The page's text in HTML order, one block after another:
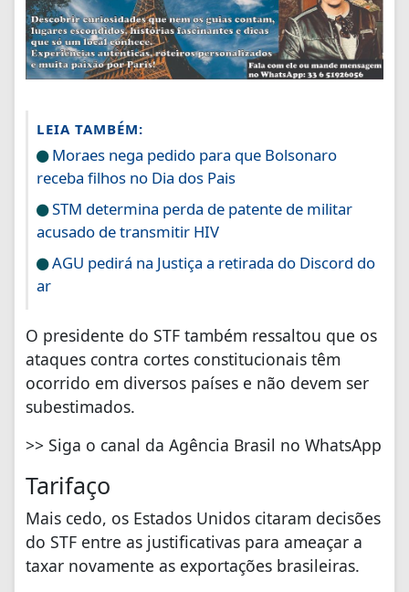
LEIA TAMBÉM:
Moraes nega pedido para que Bolsonaro
receba filhos no Dia dos Pais
STM determina perda de patente de militar
acusado de transmitir HIV
AGU pedirá na Justiça a retirada do Discord do
ar
O presidente do STF também ressaltou que os
ataques contra cortes constitucionais têm
ocorrido em diversos países e não devem ser
subestimados.
>> Siga o canal da Agência Brasil no WhatsApp
Tarifaço
Mais cedo, os Estados Unidos citaram decisões
do STF entre as justificativas para ameaçar a
taxar novamente as exportações brasileiras.